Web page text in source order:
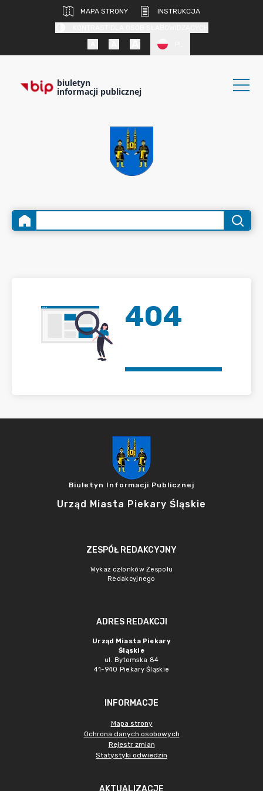
MAPA STRONY
INSTRUKCJA
biuletyn
informacji publicznej
404
Biuletyn Informacji Publicznej
Urząd Miasta Piekary Śląskie
ZESPÓŁ REDAKCYJNY
Wykaz członków Zespołu
Redakcyjnego
ADRES REDAKCJI
Urząd Miasta Piekary
Śląskie
ul. Bytomska 84
41-940 Piekary Śląskie
INFORMACJE
Mapa strony
Ochrona danych osobowych
Rejestr zmian
Statystyki odwiedzin
AKTUALIZACJE